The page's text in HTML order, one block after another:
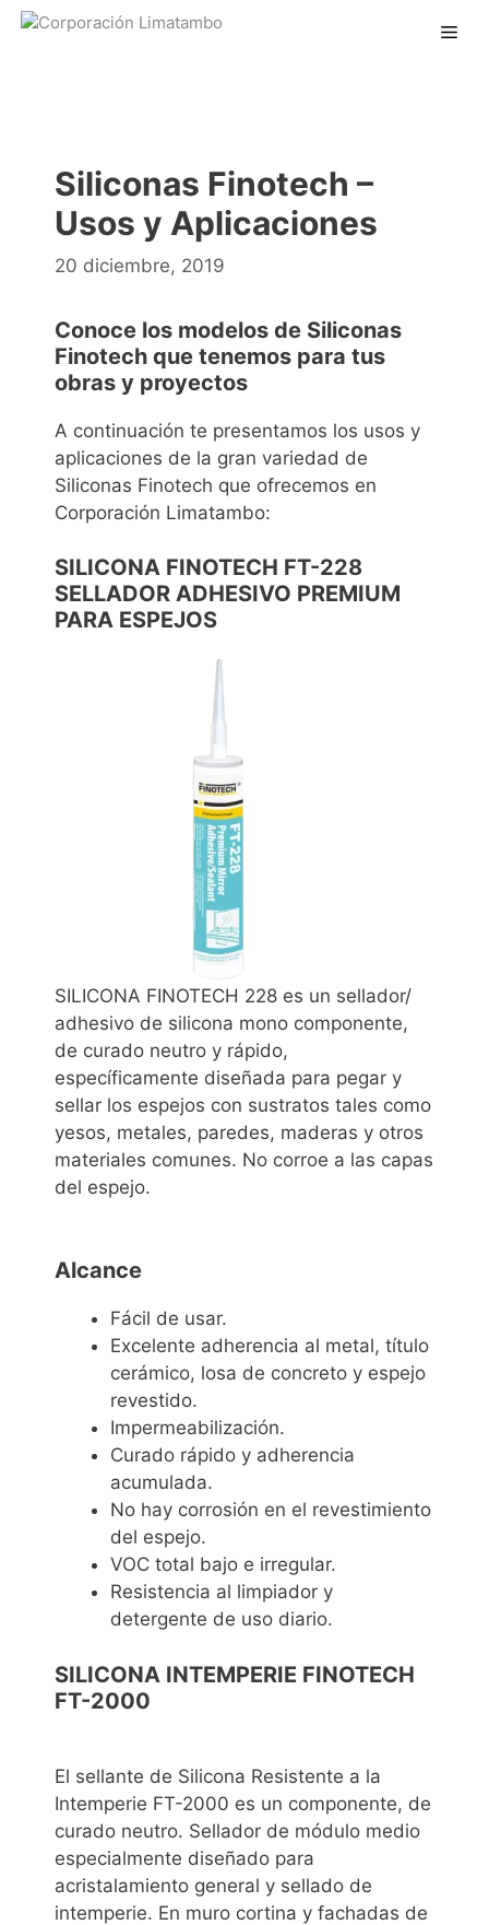
Siliconas Finotech –
Usos y Aplicaciones
20 diciembre, 2019
Conoce los modelos de Siliconas
Finotech que tenemos para tus
obras y proyectos
A continuación te presentamos los usos y
aplicaciones de la gran variedad de
Siliconas Finotech que ofrecemos en
Corporación Limatambo:
SILICONA FINOTECH FT-228
SELLADOR ADHESIVO PREMIUM
PARA ESPEJOS
SILICONA FINOTECH 228 es un sellador/
adhesivo de silicona mono componente,
de curado neutro y rápido,
específicamente diseñada para pegar y
sellar los espejos con sustratos tales como
yesos, metales, paredes, maderas y otros
materiales comunes. No corroe a las capas
del espejo.
Alcance
Fácil de usar.
Excelente adherencia al metal, título
cerámico, losa de concreto y espejo
revestido.
Impermeabilización.
Curado rápido y adherencia
acumulada.
No hay corrosión en el revestimiento
del espejo.
VOC total bajo e irregular.
Resistencia al limpiador y
detergente de uso diario.
SILICONA INTEMPERIE FINOTECH
FT-2000
El sellante de Silicona Resistente a la
Intemperie FT-2000 es un componente, de
curado neutro. Sellador de módulo medio
especialmente diseñado para
acristalamiento general y sellado de
intemperie. En muro cortina y fachadas de